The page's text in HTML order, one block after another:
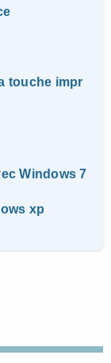
touche impr
Windows 7
xp